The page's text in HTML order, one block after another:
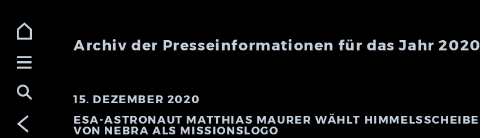
Archiv der Presseinformationen für das Jahr 2020
15. DEZEMBER 2020
ESA-ASTRONAUT MATTHIAS MAURER WÄHLT HIMMELSSCHEIBE
VON NEBRA ALS MISSIONSLOGO